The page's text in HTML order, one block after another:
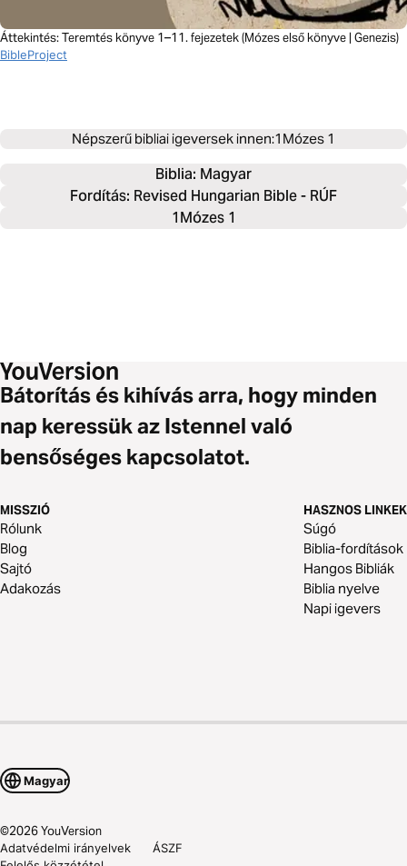
Áttekintés: Teremtés könyve 1–11. fejezetek (Mózes első könyve | Genezis)
BibleProject
Népszerű bibliai igeversek innen:1Mózes 1
Biblia: Magyar
Fordítás: Revised Hungarian Bible - RÚF
1Mózes 1
Bátorítás és kihívás arra, hogy minden
nap keressük az Istennel való
bensőséges kapcsolatot.
MISSZIÓ
Rólunk
Blog
Sajtó
Adakozás
HASZNOS LINKEK
Súgó
Biblia-fordítások
Hangos Bibliák
Biblia nyelve
Napi igevers
Magyar
©2026YouVersion
Adatvédelmi irányelvek
ÁSZF